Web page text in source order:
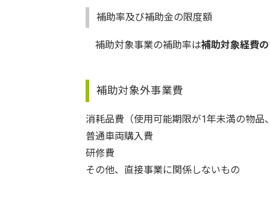
補助率及び補助金の限度額
補助対象事業の補助率は補助対象経費
補助対象外事業費
消耗品費（使用可能期限が1年未満の物
普通車両購入費
研修費
その他、直接事業に関係しないもの